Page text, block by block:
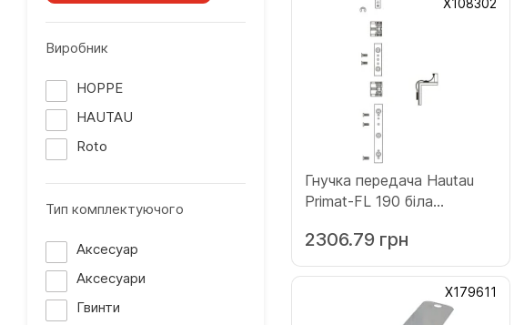
Виробник
HOPPE
HAUTAU
Roto
Тип комплектуючого
Аксесуар
Аксесуари
Гвинти
Х108302
Гнучка передача Hautau
Primat-FL 190 біла
2306.79 грн
Х179611